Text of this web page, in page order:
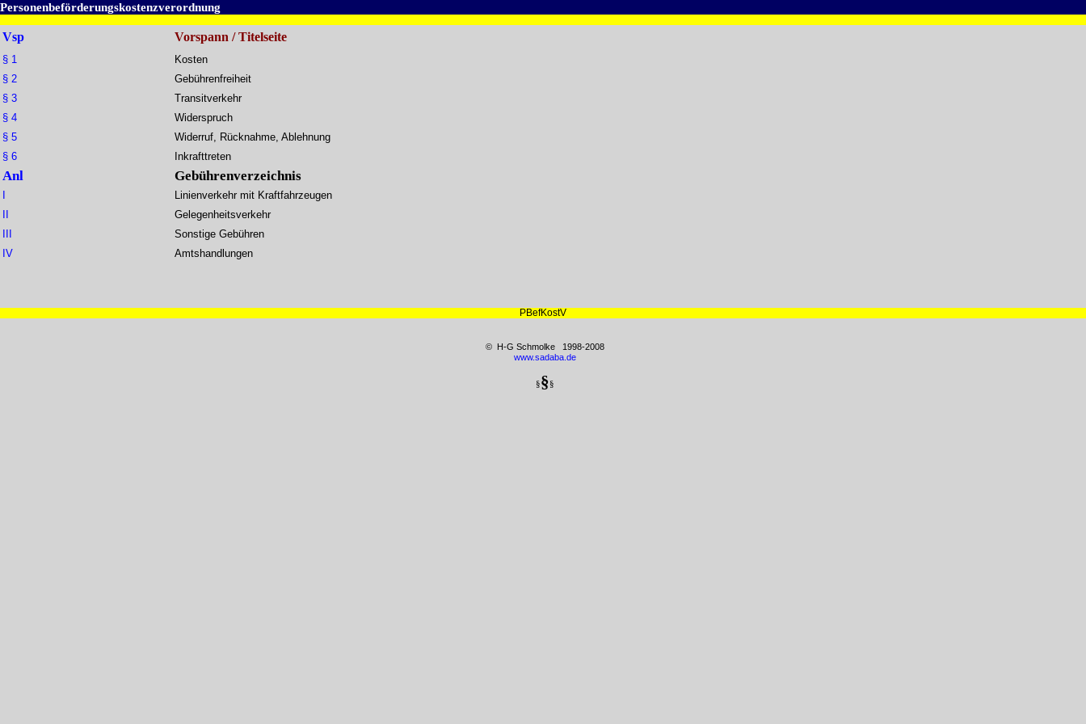
Personenbeförderungskostenzverordnung
Vsp Vorspann / Titelseite
§ 1
§ 2
§ 3
§ 4
§ 5
§ 6
Anl
IV
Kosten
Gebührenfreiheit
Transitverkehr
Widerspruch
Widerruf, Rücknahme, Ablehnung
Inkrafttreten
Gebührenverzeichnis
Linienverkehr mit Kraftfahrzeugen
Gelegenheitsverkehr
Sonstige Gebühren
Amtshandlungen
PBefKostV
© H-G Schmolke 1998-2008
www.sadaba.de
§§§